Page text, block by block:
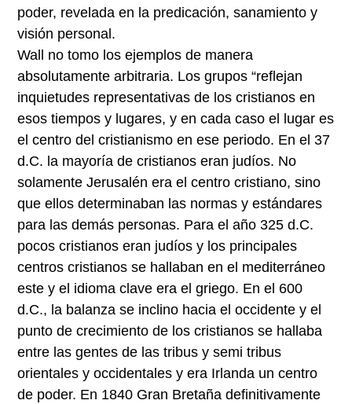
poder, revelada en la predicación, sanamiento y
visión personal.
Wall no tomo los ejemplos de manera
absolutamente arbitraria. Los grupos “reflejan
inquietudes representativas de los cristianos en
esos tiempos y lugares, y en cada caso el lugar es
el centro del cristianismo en ese periodo. En el 37
d.C. la mayoría de cristianos eran judíos. No
solamente Jerusalén era el centro cristiano, sino
que ellos determinaban las normas y estándares
para las demás personas. Para el año 325 d.C.
pocos cristianos eran judíos y los principales
centros cristianos se hallaban en el mediterráneo
este y el idioma clave era el griego. En el 600
d.C., la balanza se inclino hacia el occidente y el
punto de crecimiento de los cristianos se hallaba
entre las gentes de las tribus y semi tribus
orientales y occidentales y era Irlanda un centro
de poder. En 1840 Gran Bretaña definitivamente